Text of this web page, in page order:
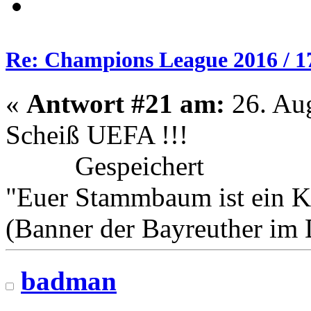
Re: Champions League 2016 /
« Antwort #21 am: 26.
Scheiß UEFA !!!
Gespeichert
"Euer Stammbaum ist ein
(Banner der Bayreuther im
badman